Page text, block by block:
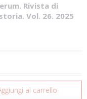
Rivista di
Vol. 26. 2025
al carrello